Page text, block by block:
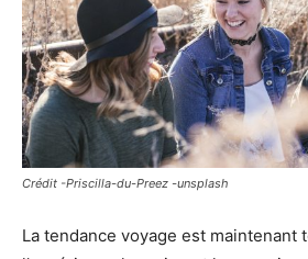
Crédit -Priscilla-du-Preez -unsplash
La tendance voyage est maintenant